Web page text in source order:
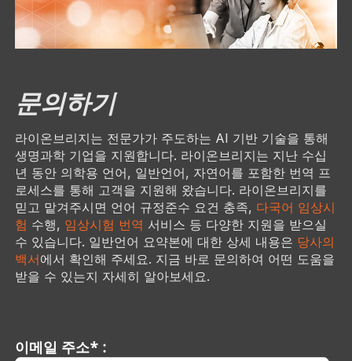
문의하기
라이온브리지는 전문가가 주도하는 AI 기반 기술을 통해
생명과학 기업을 지원합니다. 라이온브리지는 지난 수십
년 동안 의학용 언어, 일반언어, 자연어를 포함한 번역 프
로세스를 통해 고객을 지원해 왔습니다. 라이온브리지를
믿고 맡겨주시면 언어 규정준수 요건 충족, 다국어 임상시
험 수행, 임상시험 번역 서비스 등 다양한 지원을 받으실
수 있습니다. 일반언어 요약본에 대한 상세 내용은 당사의
백서에서 확인해 주세요. 지금 바로 문의하여 어떤 도움을
받을 수 있는지 자세히 알아보세요.
이메일 주소* :